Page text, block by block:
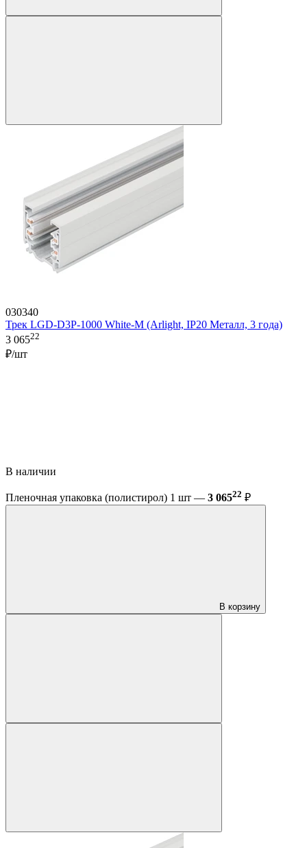
030340
Трек LGD-D3P-1000 White-M (Arlight, IP20 Металл, 3 года)
3 06522
₽/шт
В наличии
Пленочная упаковка (полистирол) 1 шт — 3 06522 ₽
В корзину